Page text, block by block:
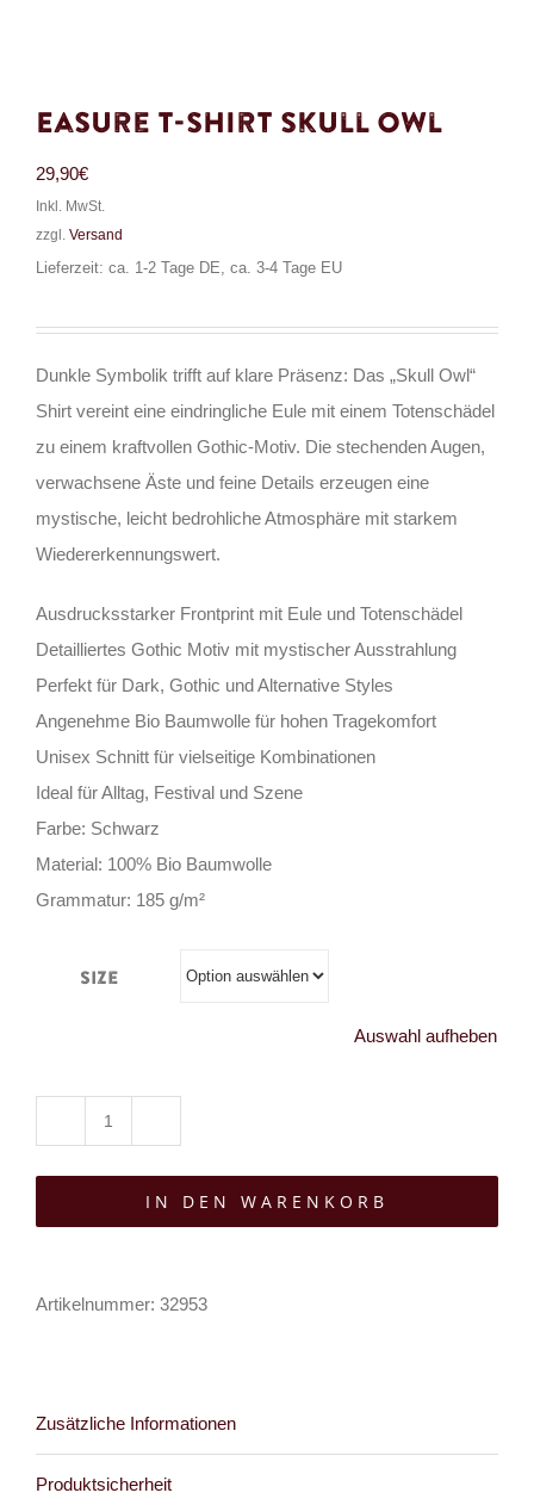
Easure T-Shirt Skull Owl
29,90€
Inkl. MwSt.
zzgl. Versand
Lieferzeit: ca. 1-2 Tage DE, ca. 3-4 Tage EU
Dunkle Symbolik trifft auf klare Präsenz: Das „Skull Owl“
Shirt vereint eine eindringliche Eule mit einem Totenschädel
zu einem kraftvollen Gothic-Motiv. Die stechenden Augen,
verwachsene Äste und feine Details erzeugen eine
mystische, leicht bedrohliche Atmosphäre mit starkem
Wiedererkennungswert.
Ausdrucksstarker Frontprint mit Eule und Totenschädel
Detailliertes Gothic Motiv mit mystischer Ausstrahlung
Perfekt für Dark, Gothic und Alternative Styles
Angenehme Bio Baumwolle für hohen Tragekomfort
Unisex Schnitt für vielseitige Kombinationen
Ideal für Alltag, Festival und Szene
Farbe: Schwarz
Material: 100% Bio Baumwolle
Grammatur: 185 g/m²
Size
Auswahl aufheben
T-
Menge
IN DEN WARENKORB
Artikelnummer: 32953
Zusätzliche Informationen
Produktsicherheit